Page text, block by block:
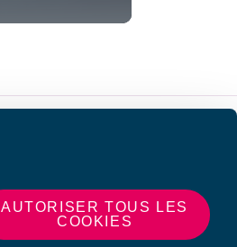
AUTORISER TOUS LES
COOKIES